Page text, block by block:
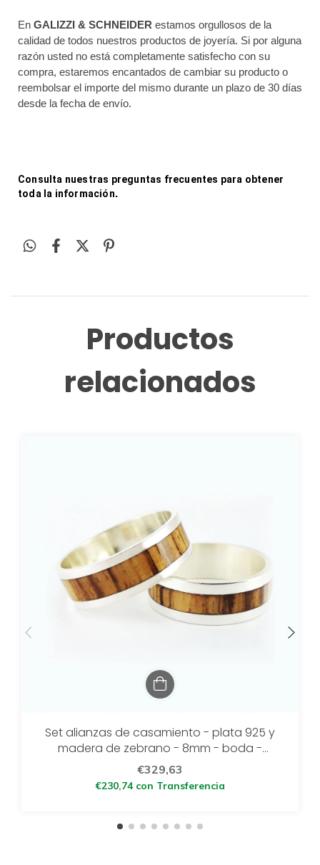
En GALIZZI & SCHNEIDER estamos orgullosos de la
calidad de todos nuestros productos de joyería. Si por alguna
razón usted no está completamente satisfecho con su
compra, estaremos encantados de cambiar su producto o
reembolsar el importe del mismo durante un plazo de 30 días
desde la fecha de envío.
Consulta nuestras preguntas frecuentes para obtener
toda la información.
Productos
relacionados
Set alianzas de casamiento - plata 925 y
madera de zebrano - 8mm - boda -
setpalmar
€329,63
€230,74 con Transferencia